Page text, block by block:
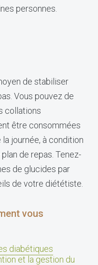
personnes.
de stabiliser
Vous pouvez de
collations
être consommées
la journée, à condition
de repas. Tenez-
de glucides par
de votre diététiste.
vous
diabétiques
et la gestion du